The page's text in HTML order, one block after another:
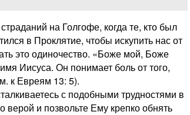
на Голгофе, когда те, кто был
в Проклятие, чтобы искупить нас от
это одиночество. «Боже мой, Боже
Иисуса. Он понимает боль от того,
к Евреям 13: 5).
с подобными трудностями в
верой и позвольте Ему крепко обнять